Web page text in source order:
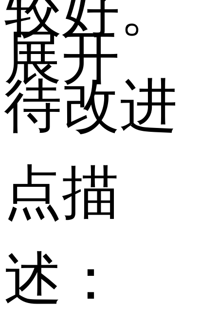
展开
待改进
点描
述：